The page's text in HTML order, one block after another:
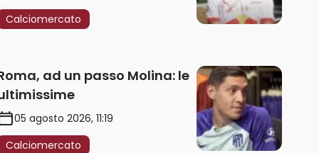
Calciomercato
ad un passo Molina: le
05 agosto 2026, 11:19
Calciomercato